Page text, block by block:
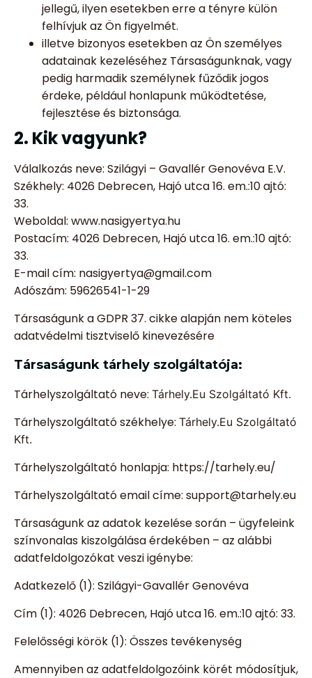
jellegű, ilyen esetekben erre a tényre külön
felhívjuk az Ön figyelmét.
illetve bizonyos esetekben az Ön személyes
adatainak kezeléséhez Társaságunknak, vagy
pedig harmadik személynek fűződik jogos
érdeke, például honlapunk működtetése,
fejlesztése és biztonsága.
2. Kik vagyunk?
Válalkozás neve: Szilágyi – Gavallér Genovéva E.V.
Székhely: 4026 Debrecen, Hajó utca 16. em.:10 ajtó:
33.
Weboldal: www.nasigyertya.hu
Postacím: 4026 Debrecen, Hajó utca 16. em.:10 ajtó:
33.
E-mail cím: nasigyertya@gmail.com
Adószám: 59626541-1-29
Társaságunk a GDPR 37. cikke alapján nem köteles
adatvédelmi tisztviselő kinevezésére
Társaságunk tárhely szolgáltatója:
Tárhelyszolgáltató neve: Tárhely.Eu Szolgáltató Kft.
Tárhelyszolgáltató székhelye: Tárhely.Eu Szolgáltató
Kft.
Tárhelyszolgáltató honlapja: https://tarhely.eu/
Tárhelyszolgáltató email címe: support@tarhely.eu
Társaságunk az adatok kezelése során – ügyfeleink
színvonalas kiszolgálása érdekében – az alábbi
adatfeldolgozókat veszi igénybe:
Adatkezelő (1): Szilágyi-Gavallér Genovéva
Cím (1): 4026 Debrecen, Hajó utca 16. em.:10 ajtó: 33.
Felelősségi körök (1): Összes tevékenység
Amennyiben az adatfeldolgozóink körét módosítjuk,